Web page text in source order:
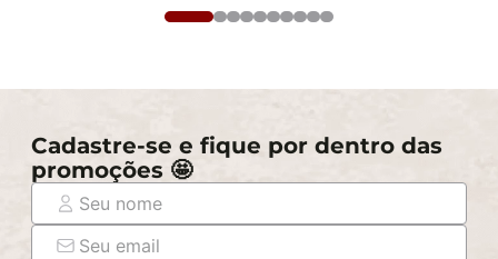
Cadastre-se e fique por dentro das
promoções 🤩